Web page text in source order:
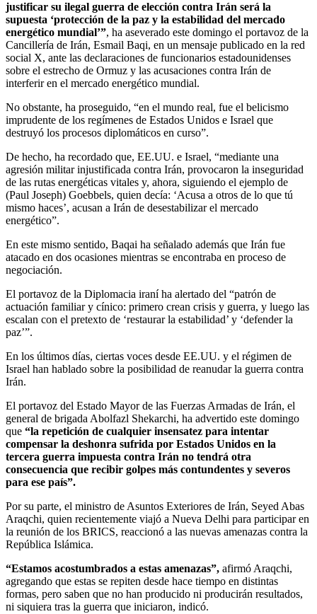
justificar su ilegal guerra de elección contra Irán será la
supuesta ‘protección de la paz y la estabilidad del mercado
energético mundial’”, ha aseverado este domingo el portavoz de la
Cancillería de Irán, Esmail Baqi, en un mensaje publicado en la red
social X, ante las declaraciones de funcionarios estadounidenses
sobre el estrecho de Ormuz y las acusaciones contra Irán de
interferir en el mercado energético mundial.
No obstante, ha proseguido, “en el mundo real, fue el belicismo
imprudente de los regímenes de Estados Unidos e Israel que
destruyó los procesos diplomáticos en curso”.
De hecho, ha recordado que, EE.UU. e Israel, “mediante una
agresión militar injustificada contra Irán, provocaron la inseguridad
de las rutas energéticas vitales y, ahora, siguiendo el ejemplo de
(Paul Joseph) Goebbels, quien decía: ‘Acusa a otros de lo que tú
mismo haces’, acusan a Irán de desestabilizar el mercado
energético”.
En este mismo sentido, Baqai ha señalado además que Irán fue
atacado en dos ocasiones mientras se encontraba en proceso de
negociación.
El portavoz de la Diplomacia iraní ha alertado del “patrón de
actuación familiar y cínico: primero crean crisis y guerra, y luego las
escalan con el pretexto de ‘restaurar la estabilidad’ y ‘defender la
paz’”.
En los últimos días, ciertas voces desde EE.UU. y el régimen de
Israel han hablado sobre la posibilidad de reanudar la guerra contra
Irán.
El portavoz del Estado Mayor de las Fuerzas Armadas de Irán, el
general de brigada Abolfazl Shekarchi, ha advertido este domingo
que “la repetición de cualquier insensatez para intentar
compensar la deshonra sufrida por Estados Unidos en la
tercera guerra impuesta contra Irán no tendrá otra
consecuencia que recibir golpes más contundentes y severos
para ese país”.
Por su parte, el ministro de Asuntos Exteriores de Irán, Seyed Abas
Araqchi, quien recientemente viajó a Nueva Delhi para participar en
la reunión de los BRICS, reaccionó a las nuevas amenazas contra la
República Islámica.
“Estamos acostumbrados a estas amenazas”, afirmó Araqchi,
agregando que estas se repiten desde hace tiempo en distintas
formas, pero saben que no han producido ni producirán resultados,
ni siquiera tras la guerra que iniciaron, indicó.